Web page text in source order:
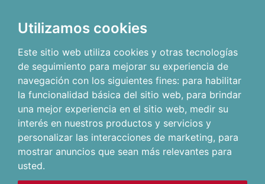
Utilizamos cookies
Este sitio web utiliza cookies y otras tecnologías
de seguimiento para mejorar su experiencia de
navegación con los siguientes fines: para habilitar
la funcionalidad básica del sitio web, para brindar
una mejor experiencia en el sitio web, medir su
interés en nuestros productos y servicios y
personalizar las interacciones de marketing, para
mostrar anuncios que sean más relevantes para
usted.